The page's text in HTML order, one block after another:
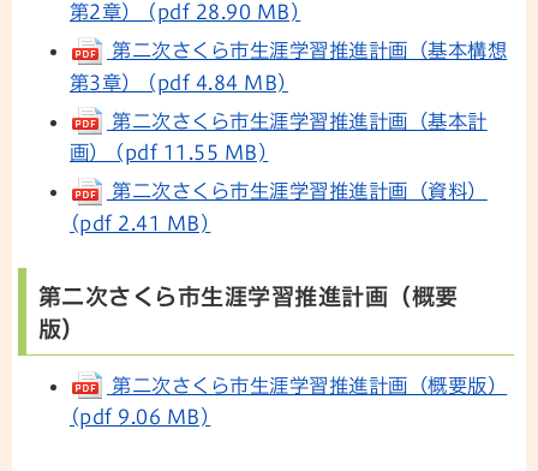
第2章） (pdf 28.90 MB)
第二次さくら市生涯学習推進計画（基本構想
第3章） (pdf 4.84 MB)
第二次さくら市生涯学習推進計画（基本計
画） (pdf 11.55 MB)
第二次さくら市生涯学習推進計画（資料）
(pdf 2.41 MB)
第二次さくら市生涯学習推進計画（概要
版）
第二次さくら市生涯学習推進計画（概要版）
(pdf 9.06 MB)